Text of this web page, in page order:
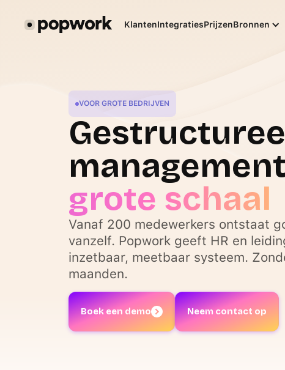
Klanten Integraties Prijzen Bronnen
VOOR GROTE BEDRIJVEN
grote schaal
Vanaf 200 medewerkers ontstaat
vanzelf. Popwork geeft HR en
inzetbaar, meetbaar systeem.
maanden.
Boek een demo Neem contact op